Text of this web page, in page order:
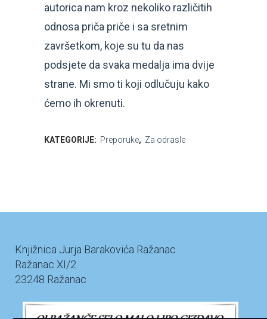
autorica nam kroz nekoliko različitih
odnosa priča priče i sa sretnim
završetkom, koje su tu da nas
podsjete da svaka medalja ima dvije
strane. Mi smo ti koji odlučuju kako
ćemo ih okrenuti.
KATEGORIJE: Preporuke, Za odrasle
Knjižnica Jurja Barakovića Ražanac
Ražanac XI/2
23248 Ražanac